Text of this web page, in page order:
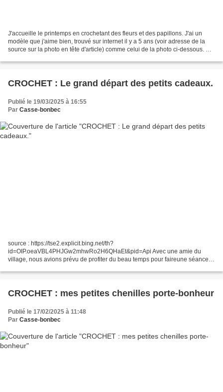
J'accueille le printemps en crochetant des fleurs et des papillons. J'ai un
modèle que j'aime bien, trouvé sur internet il y a 5 ans (voir adresse de la
source sur la photo en tête d'article) comme celui de la photo ci-dessous. Et
CROCHET : Le grand départ des petits cadeaux.
Publié le 19/03/2025 à 16:55
Par Casse-bonbec
source : https://tse2.explicit.bing.net/th?
id=OIP.oeaVBL4PHJGw2mhwRo2H6QHaEt&pid=Api Avec une amie du
village, nous avions prévu de profiter du beau temps pour faireune séance
crochetés...
CROCHET : mes petites chenilles porte-bonheur
Publié le 17/02/2025 à 11:48
Par Casse-bonbec